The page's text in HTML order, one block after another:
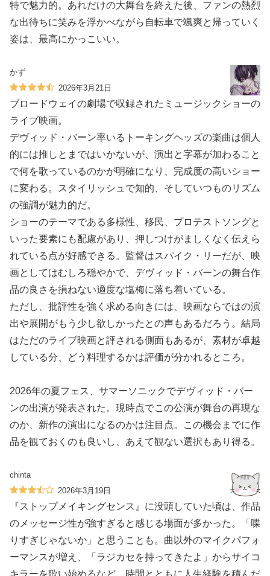
特で魅力的。あれだけの大舞台を終えた後、ファンの熱烈
な出待ちに笑みを浮かべながら自転車で颯爽と帰っていく
姿は、最高にかっこいい。
かず
2026年3月21日
ブロードウェイの劇場で収録されたミュージックショーの
ライブ映画。
デヴィッド・バーン率いるトーキングヘッズの楽曲は個人
的には推しとまではいかないが、演出と字幕が加わること
で何を歌っているのかが明確になり、完成度の高いショー
に変わる。スタイリッシュで知的、そしていつものリズム
の強調が魅力的だ。
ショーのテーマである多様性、移民、プロテストソングと
いった要素にも配慮があり、押しつけがましくなく伝えら
れている点が好感できる。監督はスパイク・リーだが、映
画としてはむしろ穏やかで、デヴィッド・バーンの舞台作
品の良さを損ねない適度な塩梅に落ち着いている。
ただし、批評性を強く求める向きには、映画ならではの演
出や展開がもう少し欲しかったとの声もあるだろう。結局
はただのライブ映画と評される側面もあるが、素材が卓越
している分、どう料理するかは評価が分かれるところ。
2026年の夏フェス、サマーソニックでデヴィッド・バー
ンの出演が発表された。現時点でこの公演が舞台の再現な
のか、新作の演出になるのかは注目点。この機会までに作
品を観ておくのも良いし、あえて観ない選択もあり得る。
chinta
2026年3月19日
『ストップメイキングセンス』に没頭していた頃は、作品
のメッセージ性が強すぎると感じる場面が多かった。「喋
りすぎじゃないか」と思うことも。曲以外のマイクパフォ
ーマンスが増え、「ラジカセを持ってきたよ」からサイコ